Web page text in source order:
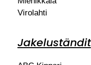
Virolahti
Jakeluständit